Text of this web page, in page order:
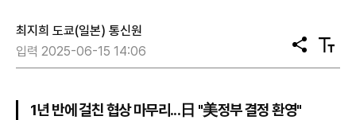
최지희 도쿄(일본) 통신원
입력 2025-06-15 14:06
공
유
텍
스
1년 반에 걸친 협상 마무리...日 "美정부 결정 환영"